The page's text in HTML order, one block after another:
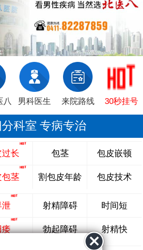
八 男科医生 来院路线 30秒挂号
分科室 专病专治
长
茎
包茎
割包皮年龄
包皮嵌顿
包皮技术
泄
痿
射精障碍
勃起障碍
时间短
射精快